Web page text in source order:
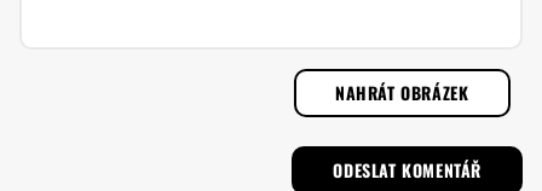
NAHRÁT OBRÁZEK